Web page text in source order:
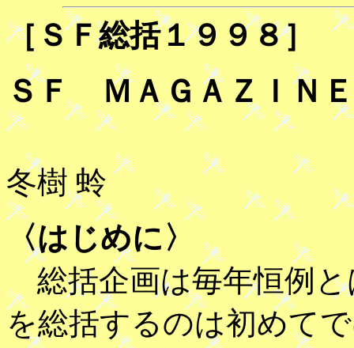
［ＳＦ総括１９９８］
ＳＦ ＭＡＧＡＺＩＮＥ
冬樹 蛉
〈はじめに〉
総括企画は毎年恒例と
を総括するのは初めて